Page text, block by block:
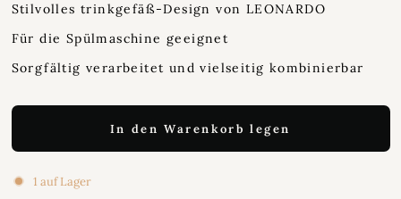
Stilvolles trinkgefäß-Design von LEONARDO
Für die Spülmaschine geeignet
Sorgfältig verarbeitet und vielseitig kombinierbar
In den Warenkorb legen
1 auf Lager